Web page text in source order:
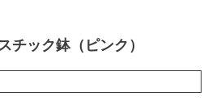
ック鉢（ピンク）